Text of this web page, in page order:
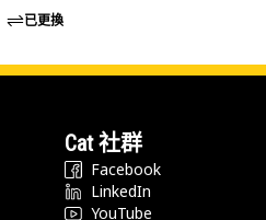
已更換
Cat 社群
Facebook
LinkedIn
YouTube